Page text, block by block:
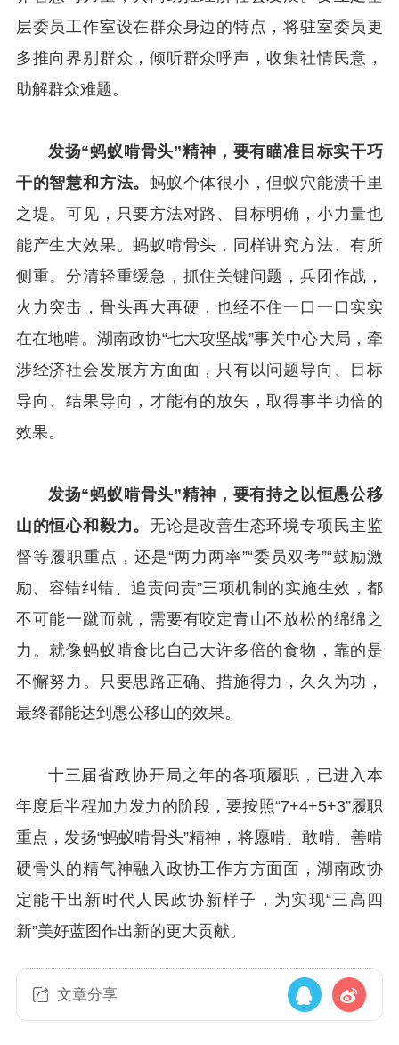
层委员工作室设在群众身边的特点，将驻室委员更
多推向界别群众，倾听群众呼声，收集社情民意，
助解群众难题。
发扬“蚂蚁啃骨头”精神，要有瞄准目标实干巧
干的智慧和方法。蚂蚁个体很小，但蚁穴能溃千里
之堤。可见，只要方法对路、目标明确，小力量也
能产生大效果。蚂蚁啃骨头，同样讲究方法、有所
侧重。分清轻重缓急，抓住关键问题，兵团作战，
火力突击，骨头再大再硬，也经不住一口一口实实
在在地啃。湖南政协“七大攻坚战”事关中心大局，牵
涉经济社会发展方方面面，只有以问题导向、目标
导向、结果导向，才能有的放矢，取得事半功倍的
效果。
发扬“蚂蚁啃骨头”精神，要有持之以恒愚公移
山的恒心和毅力。 无论是改善生态环境专项民主监
督等履职重点，还是“两力两率”“委员双考”“鼓励激
励、容错纠错、追责问责”三项机制的实施生效，都
不可能一蹴而就，需要有咬定青山不放松的绵绵之
力。就像蚂蚁啃食比自己大许多倍的食物，靠的是
不懈努力。只要思路正确、措施得力，久久为功，
最终都能达到愚公移山的效果。
十三届省政协开局之年的各项履职，已进入本
年度后半程加力发力的阶段，要按照“7+4+5+3”履职
重点，发扬“蚂蚁啃骨头”精神，将愿啃、敢啃、善啃
硬骨头的精气神融入政协工作方方面面，湖南政协
定能干出新时代人民政协新样子，为实现“三高四
新”美好蓝图作出新的更大贡献。
文章分享